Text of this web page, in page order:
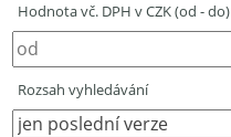
Hodnota vč. DPH v CZK (od - do)
Rozsah vyhledávání